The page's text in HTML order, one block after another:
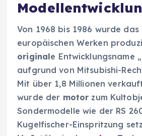
Von 1968 bis 1986 wurde
europäischen Werken
originale Entwicklungsname
aufgrund von Mitsubishi-
Mit über 1,8 Millionen
wurde der motor zum
Sondermodelle wie der RS
Kugelfischer-Einspritzung